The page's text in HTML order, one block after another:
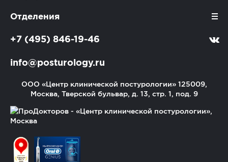
ООО «Центр клинической постурологии» 125009,
Москва, Тверской бульвар, д. 13, стр. 1, под. 9
Отделения
+7 (495) 846-19-46
info@posturology.ru